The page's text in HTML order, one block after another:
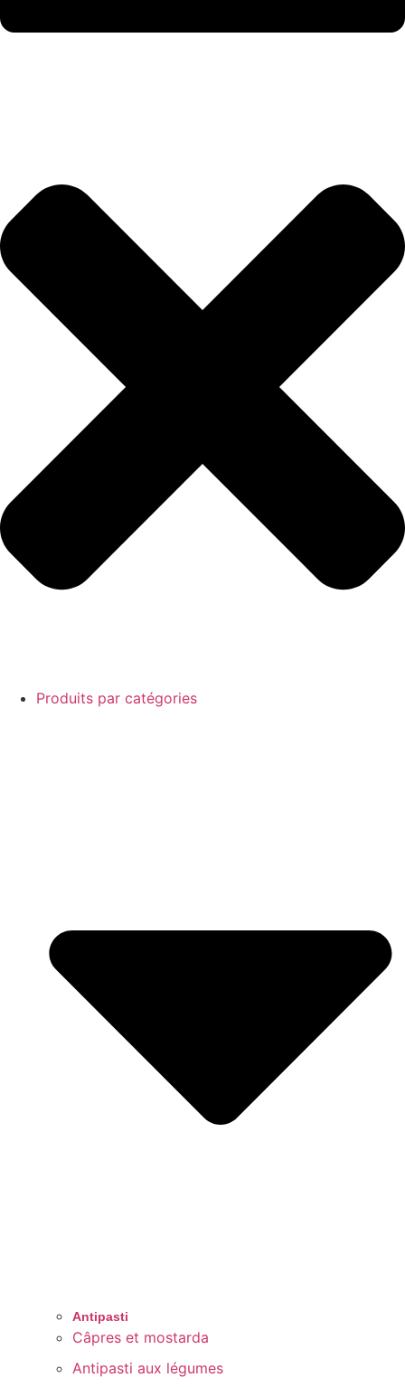
Produits par catégories
Antipasti
Câpres et mostarda
Antipasti aux légumes